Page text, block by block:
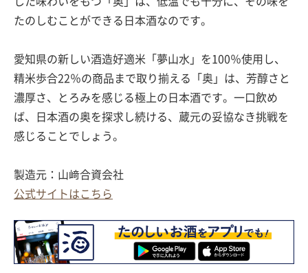
たのしむことができる日本酒なのです。
愛知県の新しい酒造好適米「夢山水」を100％使用し、
精米歩合22％の商品まで取り揃える「奥」は、芳醇さと
濃厚さ、とろみを感じる極上の日本酒です。一口飲め
ば、日本酒の奥を探求し続ける、蔵元の妥協なき挑戦を
感じることでしょう。
製造元：山﨑合資会社
公式サイトはこちら